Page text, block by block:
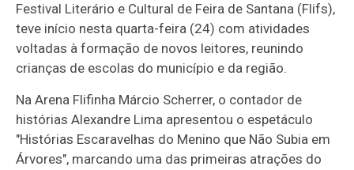
Festival Literário e Cultural de Feira de Santana (Flifs),
teve início nesta quarta-feira (24) com atividades
voltadas à formação de novos leitores, reunindo
crianças de escolas do município e da região.
Na Arena Flifinha Márcio Scherrer, o contador de
histórias Alexandre Lima apresentou o espetáculo
"Histórias Escaravelhas do Menino que Não Subia em
Árvores", marcando uma das primeiras atrações do